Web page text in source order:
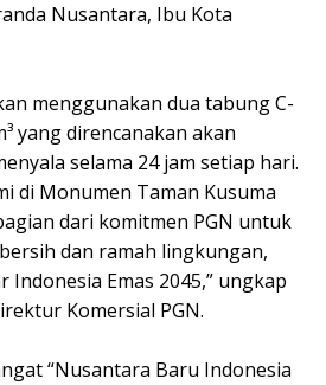
Nusantara, Ibu Kota
menggunakan dua tabung C-
yang direncanakan akan
selama 24 jam setiap hari.
di Monumen Taman Kusuma
dari komitmen PGN untuk
dan ramah lingkungan,
Indonesia Emas 2045,” ungkap
Komersial PGN.
“Nusantara Baru Indonesia